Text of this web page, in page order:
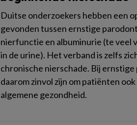
Duitse onderzoekers hebben een
gevonden tussen ernstige
nierfunctie en albuminurie (te veel
in de urine). Het verband is zelfs
chronische nierschade. Bij
daarom zinvol zijn om patiënten
algemene gezondheid.